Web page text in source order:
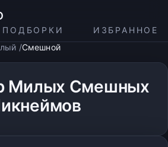
ПОДБОРКИ
ИЗБРАННОЕ
Смешной
Милых Смешных